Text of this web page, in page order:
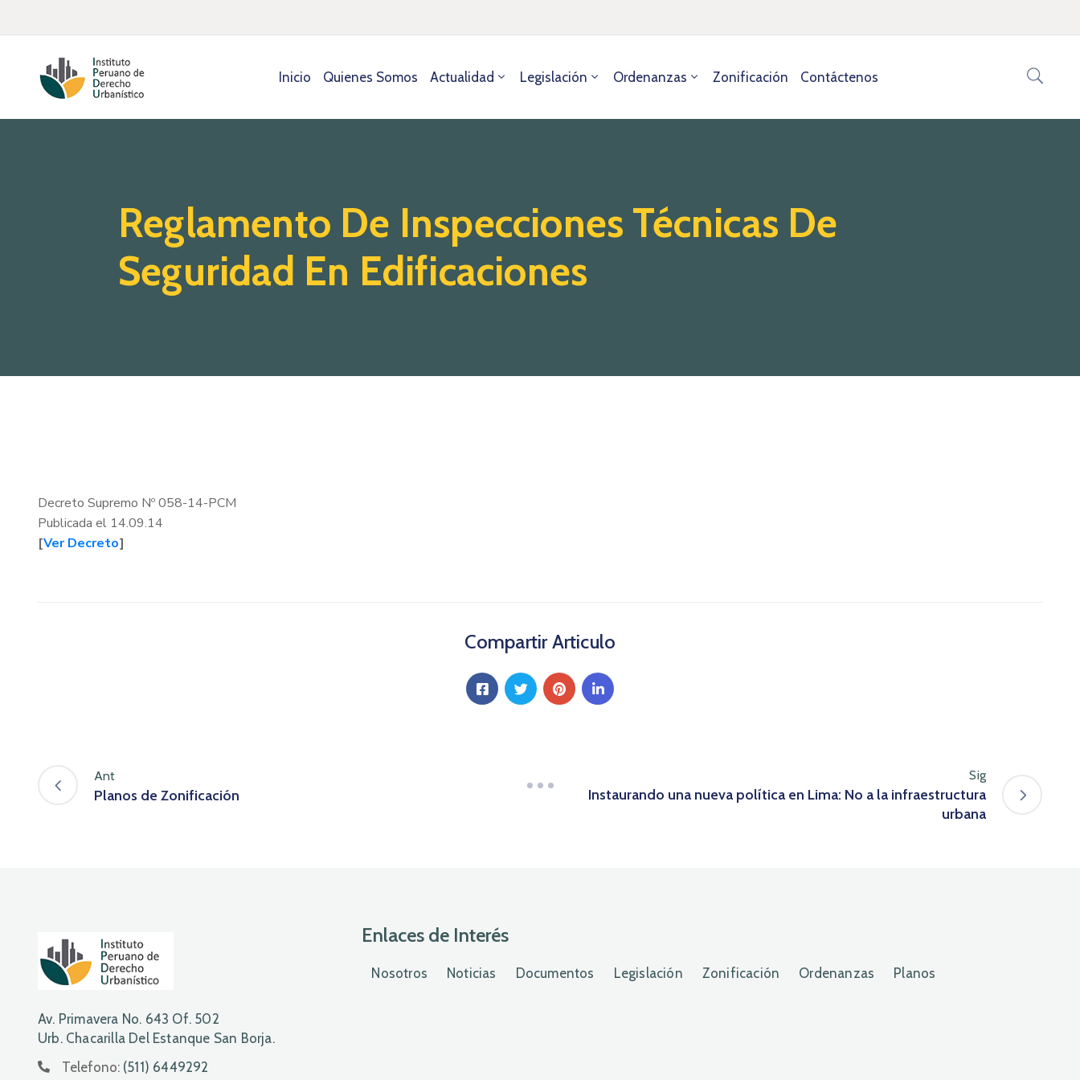
Inicio Quienes Somos Actualidad Legislación Ordenanzas Zonificación Contáctenos
Reglamento De Inspecciones Técnicas De
Seguridad En Edificaciones
Decreto Supremo Nº 058-14-PCM
Publicada el 14.09.14
[Ver Decreto]
Compartir Articulo
Ant
Planos de Zonificación
Sig
Instaurando una nueva política en Lima: No a la infraestructura
urbana
Av. Primavera No. 643 Of. 502
Urb. Chacarilla Del Estanque San Borja.
Telefono: (511) 6449292
Enlaces de Interés
Nosotros Noticias Documentos Legislación Zonificación Ordenanzas Planos